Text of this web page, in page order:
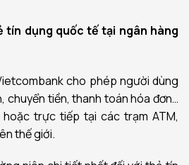
tín dụng quốc tế tại ngân hàng
cho phép người dùng
chuyển tiền, thanh toán hóa đơn…
trực tiếp tại các trạm ATM,
thế giới.